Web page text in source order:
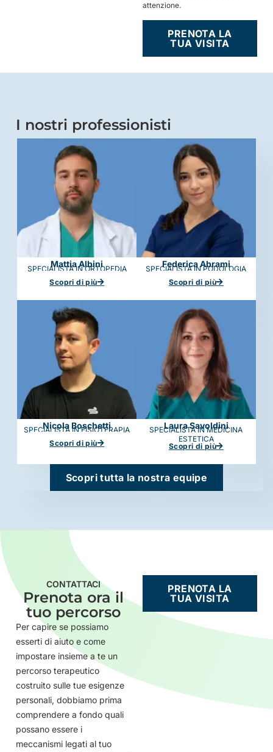
attenzione.
PRENOTA LA
TUA VISITA
I nostri professionisti
Mattia Albini
SPECIALISTA IN ORTOPEDIA
Scopri di più
Federica Abrami
SPECIALISTA IN PODOLOGIA
Scopri di più
Nicola Boschetti
SPECIALISTA IN FISIOTERAPIA
Scopri di più
Laura Savoldini
SPECIALISTA IN MEDICINA
ESTETICA
Scopri di più
Scopri tutta la nostra equipe
CONTATTACI
Prenota ora il
tuo percorso
Per capire se possiamo
esserti di aiuto e come
impostare insieme a te un
percorso terapeutico
costruito sulle tue esigenze
personali, dobbiamo prima
comprendere a fondo quali
possano essere i
meccanismi legati al tuo
PRENOTA LA
TUA VISITA